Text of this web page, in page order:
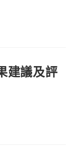
建議及評